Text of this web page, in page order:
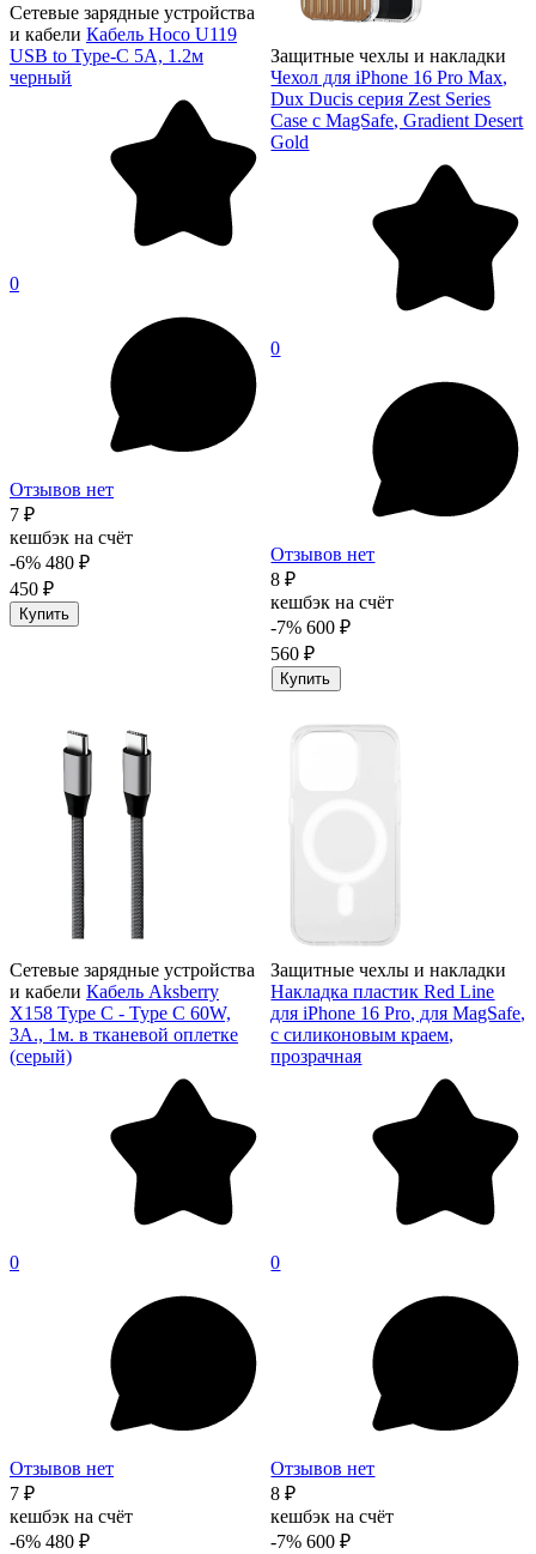
Сетевые зарядные устройства
и кабели Кабель Hoco U119
USB to Type-C 5A, 1.2м
черный
0
Отзывов нет
7 ₽
кешбэк на счёт
-6% 480 ₽
450 ₽
Купить
Защитные чехлы и накладки
Чехол для iPhone 16 Pro Max,
Dux Ducis серия Zest Series
Case с MagSafe, Gradient Desert
Gold
0
Отзывов нет
8 ₽
кешбэк на счёт
-7% 600 ₽
560 ₽
Купить
Сетевые зарядные устройства
и кабели Кабель Aksberry
X158 Type C - Type C 60W,
3A., 1м. в тканевой оплетке
(серый)
0
Отзывов нет
7 ₽
кешбэк на счёт
-6% 480 ₽
Защитные чехлы и накладки
Накладка пластик Red Line
для iPhone 16 Pro, для MagSafe,
с силиконовым краем,
прозрачная
0
Отзывов нет
8 ₽
кешбэк на счёт
-7% 600 ₽